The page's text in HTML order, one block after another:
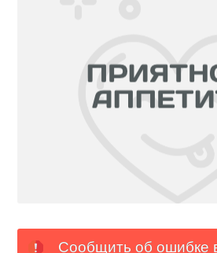
Сообщить об ошибке